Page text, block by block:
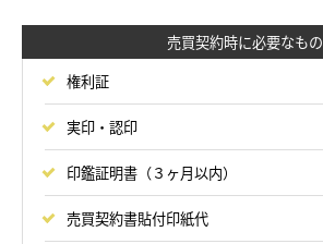
売買契約時に必要なもの
権利証
実印・認印
印鑑証明書（３ヶ月以内）
売買契約書貼付印紙代